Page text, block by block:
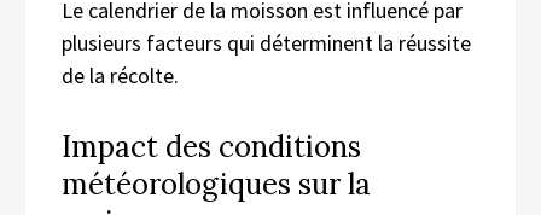
Le calendrier de la moisson est influencé par
plusieurs facteurs qui déterminent la réussite
de la récolte.
Impact des conditions
météorologiques sur la